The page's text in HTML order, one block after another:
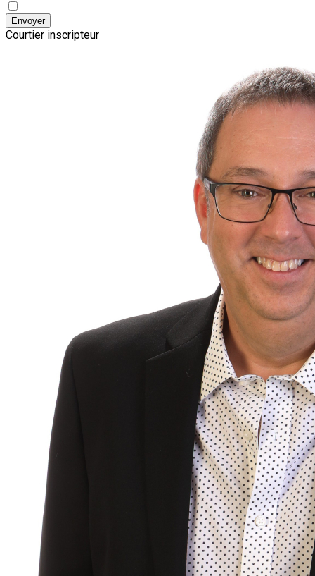
Envoyer
Courtier inscripteur